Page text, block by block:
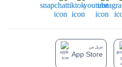
تنزيل من
App Store